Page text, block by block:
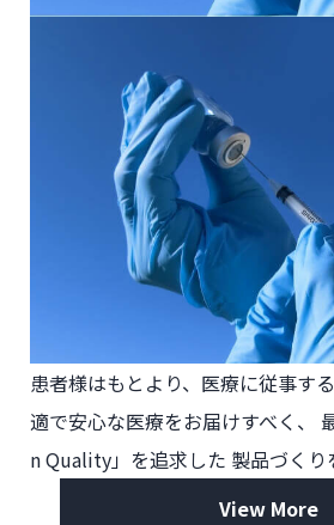
患者様はもとより、 医療に従事す
適で安心な医療をお届けすべく、
n Quality」を追求した 製品づくり
View More